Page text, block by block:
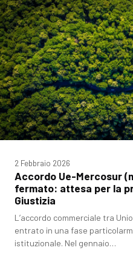
2 Febbraio 2026
Accordo Ue-Mercosur
fermato: attesa per la
Giustizia
L’accordo commerciale tra
entrato in una fase
istituzionale. Nel gennaio…